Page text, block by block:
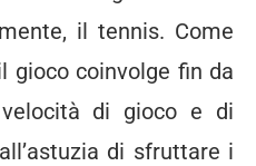
il tennis. Come
gioco coinvolge fin da
velocità di gioco e di
di sfruttare i